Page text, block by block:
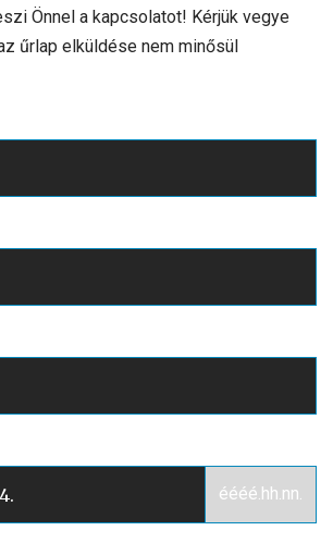
Önnel a kapcsolatot! Kérjük vegye
űrlap elküldése nem minősül
éééé.hh.nn.